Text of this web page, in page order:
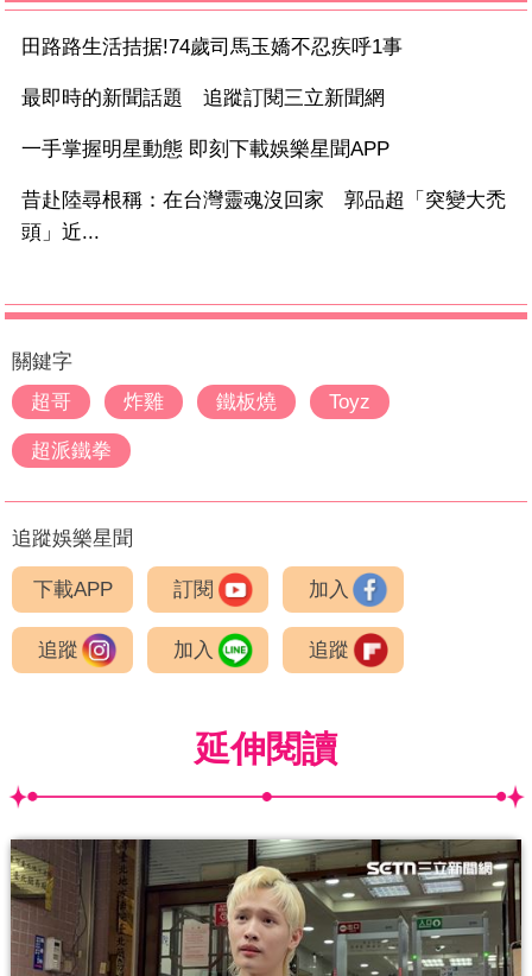
田路路生活拮据!74歲司馬玉嬌不忍疾呼1事
最即時的新聞話題 追蹤訂閱三立新聞網
一手掌握明星動態 即刻下載娛樂星聞APP
昔赴陸尋根稱：在台灣靈魂沒回家 郭品超「突變大禿
頭」近...
關鍵字
超哥
炸雞 鐵板燒 Toyz
超派鐵拳
追蹤娛樂星聞
下載APP 訂閱 加入
追蹤 加入 追蹤
延伸閱讀